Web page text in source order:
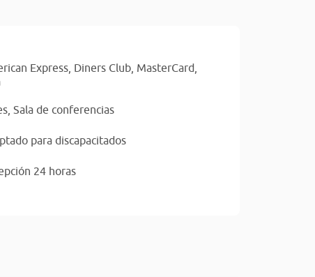
Express, Diners Club, MasterCard,
Sala de conferencias
para discapacitados
24 horas